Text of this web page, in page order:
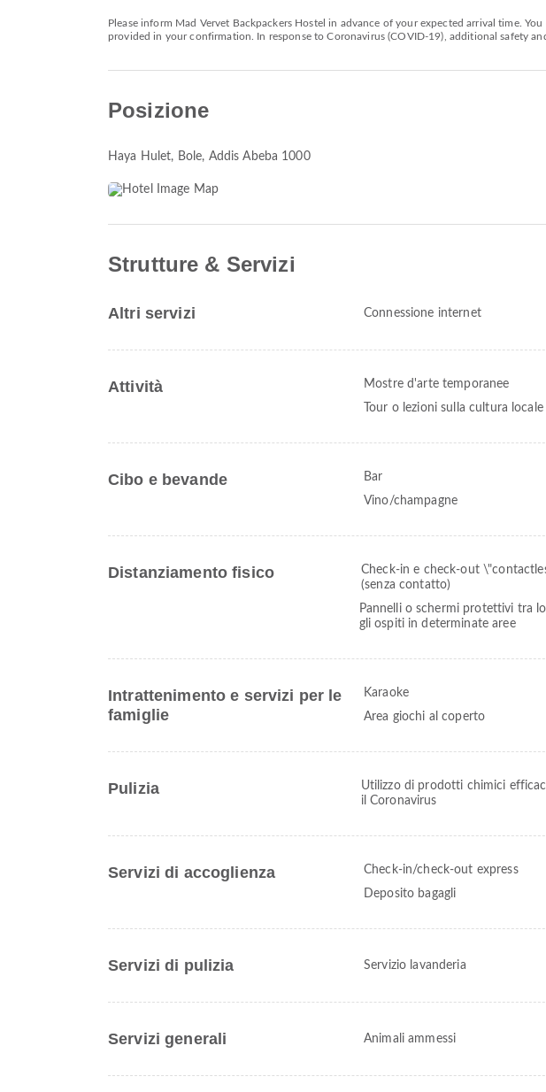
Please inform Mad Vervet Backpackers Hostel in advance of your expected arrival time.
provided in your confirmation. In response to Coronavirus (COVID-19), additional safety
Posizione
Haya Hulet, Bole, Addis Abeba 1000
Strutture & Servizi
Altri servizi Connessione internet
Attività Mostre d'arte temporanee
Tour o lezioni sulla cultura locale
Cibo e bevande Bar
Vino/champagne
Distanziamento fisico
Check-in e check-out
(senza contatto)
Pannelli o schermi protettivi tra
gli ospiti in determinate aree
Intrattenimento e servizi per le
famiglie
Karaoke
Area giochi al coperto
Pulizia
Utilizzo di prodotti chimici
il Coronavirus
Servizi di accoglienza Check-in/check-out express
Deposito bagagli
Servizi di pulizia Servizio lavanderia
Servizi generali Animali ammessi